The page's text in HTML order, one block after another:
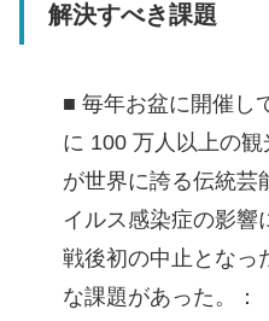
解決すべき課題
■ 毎年お盆に開催し
に 100 万人以上の
が世界に誇る伝統芸
イルス感染症の影響
戦後初の中止となっ
な課題があった。：